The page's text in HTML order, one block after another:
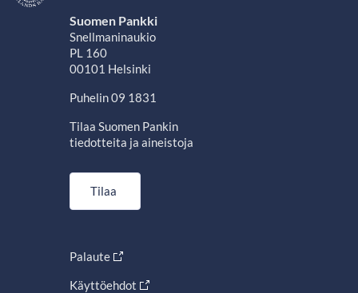
Suomen Pankki
Snellmaninaukio
PL 160
00101 Helsinki
Puhelin 09 1831
Tilaa Suomen Pankin
tiedotteita ja aineistoja
Tilaa
Palaute
Käyttöehdot